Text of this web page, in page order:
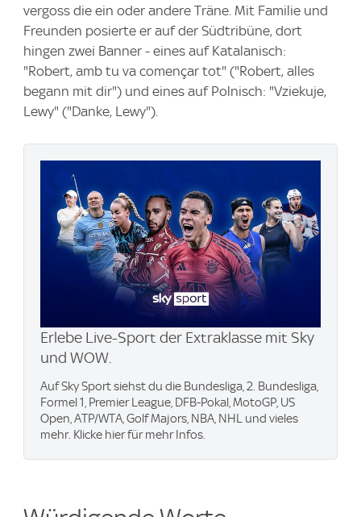
vergoss die ein oder andere Träne. Mit Familie und
Freunden posierte er auf der Südtribüne, dort
hingen zwei Banner - eines auf Katalanisch:
"Robert, amb tu va començar tot" ("Robert, alles
begann mit dir") und eines auf Polnisch: "Vziekuje,
Lewy" ("Danke, Lewy").
Erlebe Live-Sport der Extraklasse mit Sky
und WOW.
Auf Sky Sport siehst du die Bundesliga, 2. Bundesliga,
Formel 1, Premier League, DFB-Pokal, MotoGP, US
Open, ATP/WTA, Golf Majors, NBA, NHL und vieles
mehr. Klicke hier für mehr Infos.